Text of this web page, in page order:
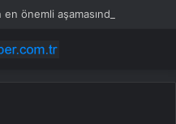
önemli aşamasındayız